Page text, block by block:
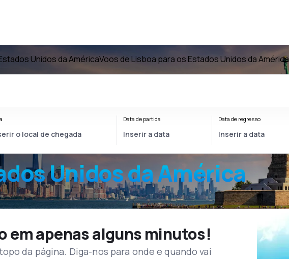
Unidos da AméricaVoos de Lisboa para os Estados Unidos da América
Unidos da América
Data de partida Data de regresso
em apenas alguns minutos!
da página. Diga-nos para onde e quando vai